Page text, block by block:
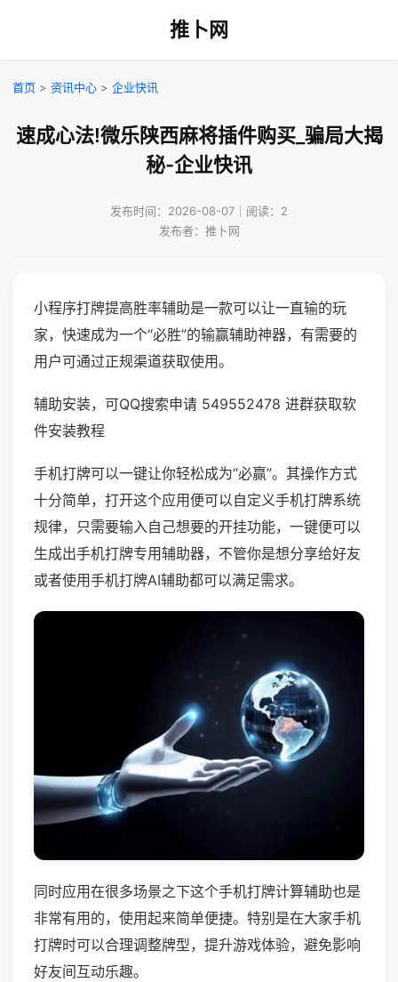
推卜网
首页 > 资讯中心 > 企业快讯
速成心法!微乐陕西麻将插件购买_骗局大揭
秘-企业快讯
发布时间：2026-08-07｜阅读：2
发布者：推卜网
小程序打牌提高胜率辅助是一款可以让一直输的玩
家，快速成为一个“必胜”的输赢辅助神器，有需要的
用户可通过正规渠道获取使用。
辅助安装，可QQ搜索申请 549552478 进群获取软
件安装教程
手机打牌可以一键让你轻松成为“必赢”。其操作方式
十分简单，打开这个应用便可以自定义手机打牌系统
规律，只需要输入自己想要的开挂功能，一键便可以
生成出手机打牌专用辅助器，不管你是想分享给好友
或者使用手机打牌AI辅助都可以满足需求。
同时应用在很多场景之下这个手机打牌计算辅助也是
非常有用的，使用起来简单便捷。特别是在大家手机
打牌时可以合理调整牌型，提升游戏体验，避免影响
好友间互动乐趣。